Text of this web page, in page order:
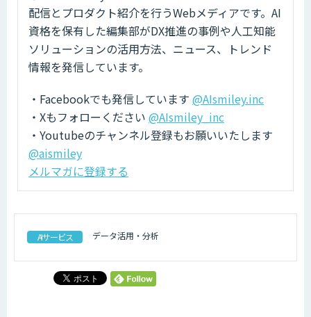
配信とプロダクト紹介を行うWebメディアです。AI
資格を保有した編集部がDX推進の事例や人工知能
ソリューションの活用方法、ニュース、トレンド
情報を発信しています。
・Facebookでも発信しています @AIsmiley.inc
・Xもフォローください @AIsmiley_inc
・Youtubeのチャンネル登録もお願いいたします
@aismiley
メルマガに登録する
AIサービス データ活用・分析